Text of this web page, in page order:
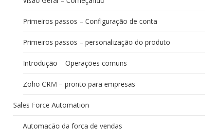
Primeiros passos – Configuração de conta
Primeiros passos – personalização do produto
Introdução – Operações comuns
Zoho CRM – pronto para empresas
Sales Force Automation
Automação da força de vendas